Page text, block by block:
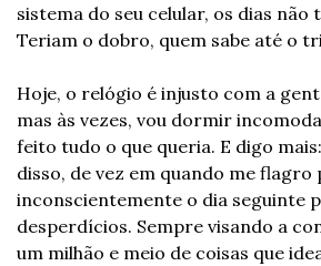
sistema do seu celular, os dias não
Teriam o dobro, quem sabe até o
Hoje, o relógio é injusto com a
mas às vezes, vou dormir
feito tudo o que queria. E digo
disso, de vez em quando me flagro
inconscientemente o dia seguinte
desperdícios. Sempre visando a
um milhão e meio de coisas que